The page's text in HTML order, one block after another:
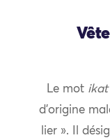
Le mot ikat
d’origine
lier ». Il